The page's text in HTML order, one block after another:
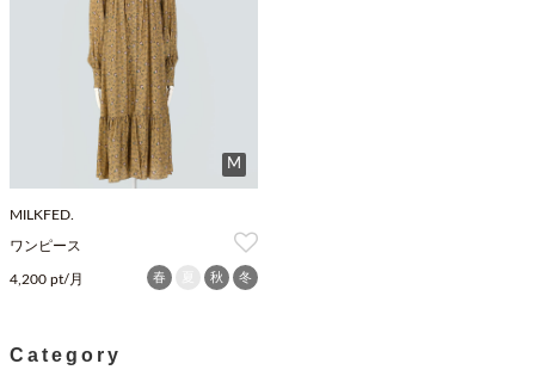
M
MILKFED.
ワンピース
4,200 pt/月 春 秋 冬
Category